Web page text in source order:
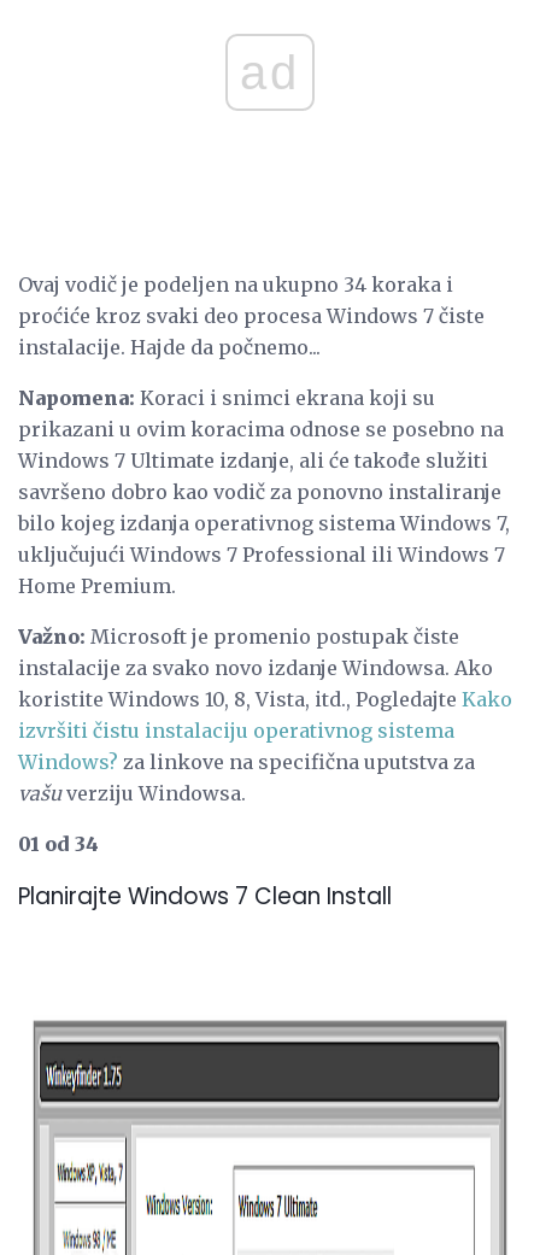
ad
Ovaj vodič je podeljen na ukupno 34 koraka i
proćiće kroz svaki deo procesa Windows 7 čiste
instalacije. Hajde da počnemo...
Napomena: Koraci i snimci ekrana koji su
prikazani u ovim koracima odnose se posebno na
Windows 7 Ultimate izdanje, ali će takođe služiti
savršeno dobro kao vodič za ponovno instaliranje
bilo kojeg izdanja operativnog sistema Windows 7,
uključujući Windows 7 Professional ili Windows 7
Home Premium.
Važno: Microsoft je promenio postupak čiste
instalacije za svako novo izdanje Windowsa. Ako
koristite Windows 10, 8, Vista, itd., Pogledajte Kako
izvršiti čistu instalaciju operativnog sistema
Windows? za linkove na specifična uputstva za
vašuverziju Windowsa.
01 od 34
Planirajte Windows 7 Clean Install